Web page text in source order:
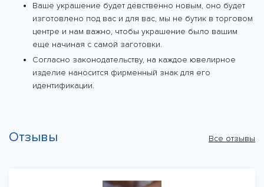
Ваше украшение будет девственно новым, оно будет
изготовлено под вас и для вас, мы не бутик в торговом
центре и нам важно, чтобы украшение было вашим
еще начиная с самой заготовки.
Согласно законодательству, на каждое ювелирное
изделие наносится фирменный знак для его
идентификации.
Отзывы Все отзывы